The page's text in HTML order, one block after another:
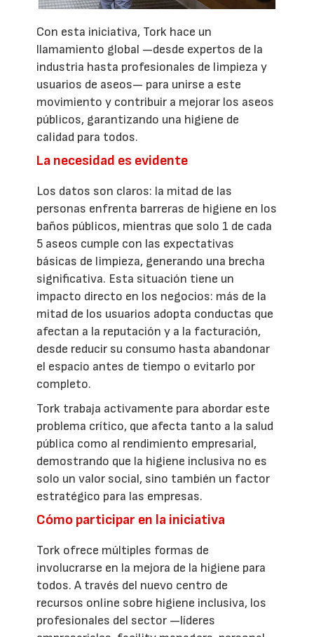
Con esta iniciativa, Tork hace un
llamamiento global —desde expertos de la
industria hasta profesionales de limpieza y
usuarios de aseos— para unirse a este
movimiento y contribuir a mejorar los aseos
públicos, garantizando una higiene de
calidad para todos.
La necesidad es evidente
Los datos son claros: la mitad de las
personas enfrenta barreras de higiene en los
baños públicos, mientras que solo 1 de cada
5 aseos cumple con las expectativas
básicas de limpieza, generando una brecha
significativa. Esta situación tiene un
impacto directo en los negocios: más de la
mitad de los usuarios adopta conductas que
afectan a la reputación y a la facturación,
desde reducir su consumo hasta abandonar
el espacio antes de tiempo o evitarlo por
completo.
Tork trabaja activamente para abordar este
problema crítico, que afecta tanto a la salud
pública como al rendimiento empresarial,
demostrando que la higiene inclusiva no es
solo un valor social, sino también un factor
estratégico para las empresas.
Cómo participar en la iniciativa
Tork ofrece múltiples formas de
involucrarse en la mejora de la higiene para
todos. A través del nuevo centro de
recursos online sobre higiene inclusiva, los
profesionales del sector —líderes